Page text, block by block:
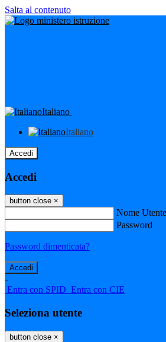
Salta al contenuto
Italiano
Italiano
Accedi
Accedi
button close ×
Nome Utente
Password
Password dimenticata?
-
Entra con SPID Entra con CIE
Seleziona utente
button close ×